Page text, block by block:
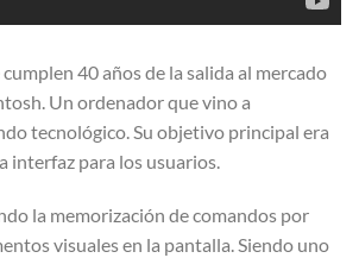
40 años de la salida al mercado
Un ordenador que vino a
tecnológico. Su objetivo principal era
interfaz para los usuarios.
la memorización de comandos por
visuales en la pantalla. Siendo uno